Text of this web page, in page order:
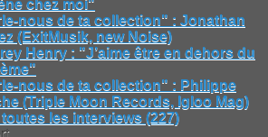
chez moi"
nous de ta collection" : Jonathan
(ExitMusik, new Noise)
Henry : "J’aime être en dehors du
nous de ta collection" : Philippe
(Triple Moon Records, Igloo Mag)
les interviews (227)